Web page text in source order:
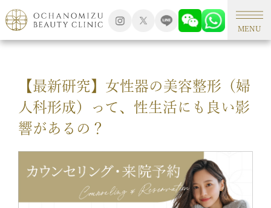
MENU
TOP 美容コラム
【最新研究】女性器の美容整形（婦
人科形成）って、性生活にも良い影
響があるの？